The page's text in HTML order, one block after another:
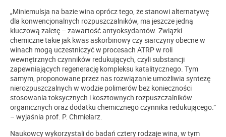
„Miniemulsja na bazie wina oprócz tego, że stanowi alternatywę
dla konwencjonalnych rozpuszczalników, ma jeszcze jedną
kluczową zaletę – zawartość antyoksydantów. Związki
chemiczne takie jak kwas askorbinowy czy siarczyny obecne w
winach mogą uczestniczyć w procesach ATRP w roli
wewnętrznych czynników redukujących, czyli substancji
zapewniających regenerację kompleksu katalitycznego. Tym
samym, proponowane przez nas rozwiązanie umożliwia syntezę
nierozpuszczalnych w wodzie polimerów bez konieczności
stosowania toksycznych i kosztownych rozpuszczalników
organicznych oraz dodatku chemicznego czynnika redukującego.”
– wyjaśnia prof. P. Chmielarz.
Naukowcy wykorzystali do badań cztery rodzaje wina, w tym